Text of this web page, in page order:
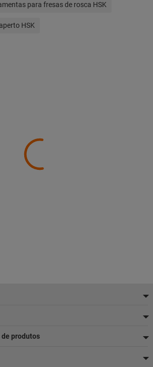
para fresas de rosca HSK
HSK
produtos